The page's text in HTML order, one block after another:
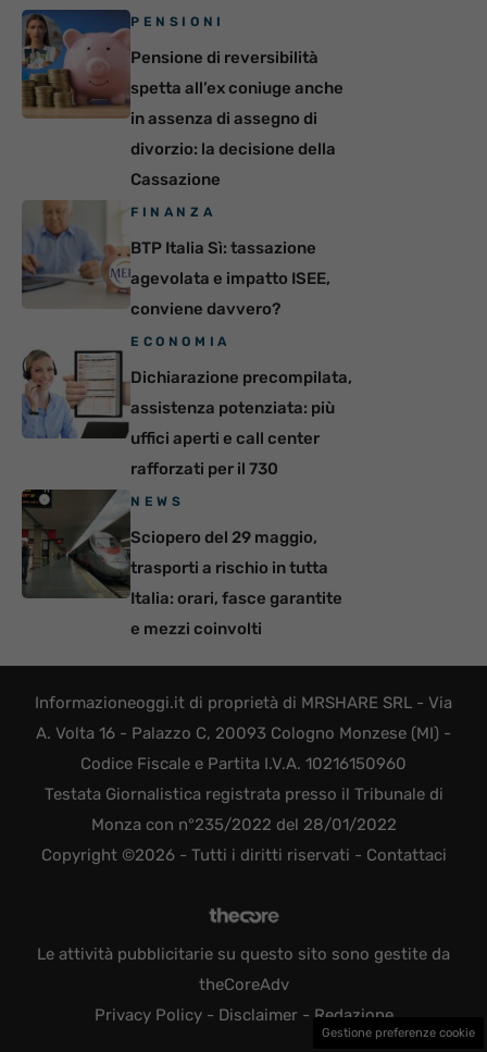
PENSIONI
Pensione di reversibilità
spetta all’ex coniuge anche
in assenza di assegno di
divorzio: la decisione della
Cassazione
FINANZA
BTP Italia Sì: tassazione
agevolata e impatto ISEE,
conviene davvero?
ECONOMIA
Dichiarazione precompilata,
assistenza potenziata: più
uffici aperti e call center
rafforzati per il 730
NEWS
Sciopero del 29 maggio,
trasporti a rischio in tutta
Italia: orari, fasce garantite
e mezzi coinvolti
Informazioneoggi.it di proprietà di MRSHARE SRL - Via
A. Volta 16 - Palazzo C, 20093 Cologno Monzese (MI) -
Codice Fiscale e Partita I.V.A. 10216150960
Testata Giornalistica registrata presso il Tribunale di
Monza con n°235/2022 del 28/01/2022
Copyright ©2026 - Tutti i diritti riservati - Contattaci
Le attività pubblicitarie su questo sito sono gestite da
theCoreAdv
Privacy Policy- Disclaimer- Redazione
Gestione preferenze cookie